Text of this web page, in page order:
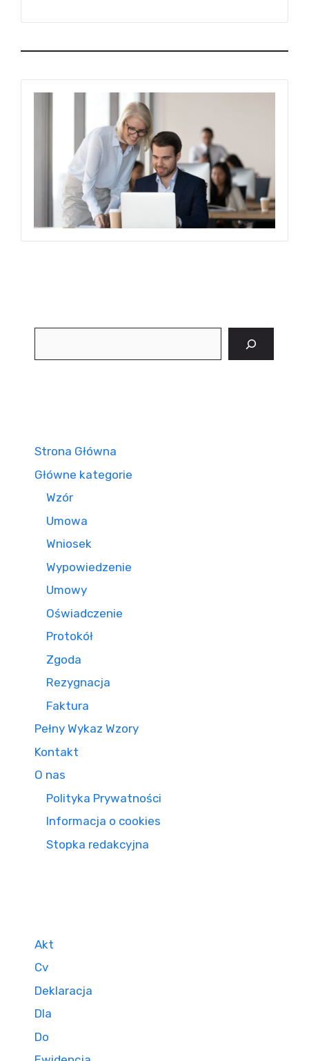
Strona Główna
Główne kategorie
Wzór
Umowa
Wniosek
Wypowiedzenie
Umowy
Oświadczenie
Protokół
Zgoda
Rezygnacja
Faktura
Pełny Wykaz Wzory
Kontakt
O nas
Polityka Prywatności
Informacja o cookies
Stopka redakcyjna
Akt
Cv
Deklaracja
Dla
Do